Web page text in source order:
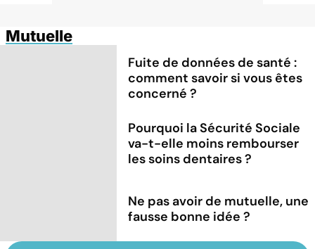
Mutuelle
Fuite de données de santé :
comment savoir si vous êtes
concerné ?
Pourquoi la Sécurité Sociale
va-t-elle moins rembourser
les soins dentaires ?
Ne pas avoir de mutuelle, une
fausse bonne idée ?